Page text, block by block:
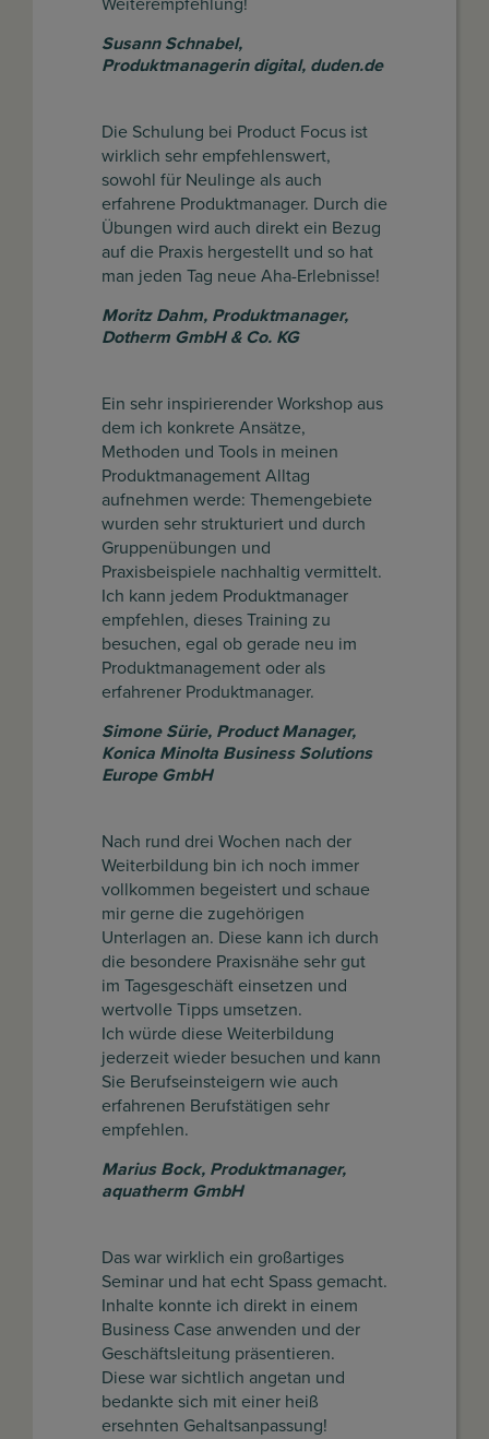
Weiterempfehlung!
Susann Schnabel,
Produktmanagerin digital, duden.de
Die Schulung bei Product Focus ist
wirklich sehr empfehlenswert,
sowohl für Neulinge als auch
erfahrene Produktmanager. Durch die
Übungen wird auch direkt ein Bezug
auf die Praxis hergestellt und so hat
man jeden Tag neue Aha-Erlebnisse!
Moritz Dahm, Produktmanager,
Dotherm GmbH & Co. KG
Ein sehr inspirierender Workshop aus
dem ich konkrete Ansätze,
Methoden und Tools in meinen
Produktmanagement Alltag
aufnehmen werde: Themengebiete
wurden sehr strukturiert und durch
Gruppenübungen und
Praxisbeispiele nachhaltig vermittelt.
Ich kann jedem Produktmanager
empfehlen, dieses Training zu
besuchen, egal ob gerade neu im
Produktmanagement oder als
erfahrener Produktmanager.
Simone Sürie, Product Manager,
Konica Minolta Business Solutions
Europe GmbH
Nach rund drei Wochen nach der
Weiterbildung bin ich noch immer
vollkommen begeistert und schaue
mir gerne die zugehörigen
Unterlagen an. Diese kann ich durch
die besondere Praxisnähe sehr gut
im Tagesgeschäft einsetzen und
wertvolle Tipps umsetzen.
Ich würde diese Weiterbildung
jederzeit wieder besuchen und kann
Sie Berufseinsteigern wie auch
erfahrenen Berufstätigen sehr
empfehlen.
Marius Bock, Produktmanager,
aquatherm GmbH
Das war wirklich ein großartiges
Seminar und hat echt Spass gemacht.
Inhalte konnte ich direkt in einem
Business Case anwenden und der
Geschäftsleitung präsentieren.
Diese war sichtlich angetan und
bedankte sich mit einer heiß
ersehnten Gehaltsanpassung!